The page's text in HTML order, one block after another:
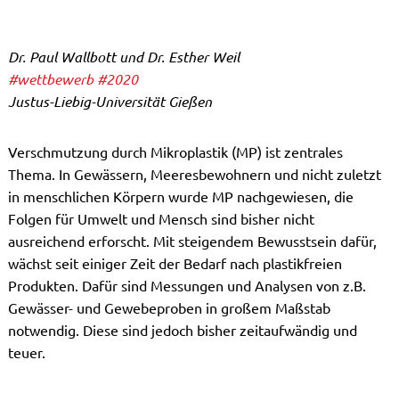
Dr. Paul Wallbott und Dr. Esther Weil
#wettbewerb #2020
Justus-Liebig-Universität Gießen
Verschmutzung durch Mikroplastik (MP) ist zentrales
Thema. In Gewässern, Meeresbewohnern und nicht zuletzt
in menschlichen Körpern wurde MP nachgewiesen, die
Folgen für Umwelt und Mensch sind bisher nicht
ausreichend erforscht. Mit steigendem Bewusstsein dafür,
wächst seit einiger Zeit der Bedarf nach plastikfreien
Produkten. Dafür sind Messungen und Analysen von z.B.
Gewässer- und Gewebeproben in großem Maßstab
notwendig. Diese sind jedoch bisher zeitaufwändig und
teuer.